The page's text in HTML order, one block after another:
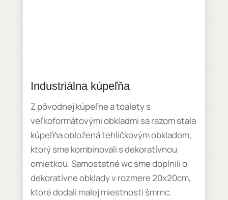
Industriálna kúpeľňa
Z pôvodnej kúpeľne a toalety s
veľkoformátovými obkladmi sa razom stala
kúpeľňa obložená tehličkovým obkladom,
ktorý sme kombinovali s dekoratívnou
omietkou. Samostatné wc sme doplnili o
dekoratívne obklady v rozmere 20x20cm,
ktoré dodali malej miestnosti šmrnc.